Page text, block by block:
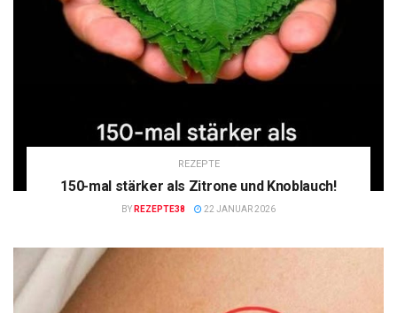
REZEPTE
150-mal stärker als Zitrone und Knoblauch!
BY REZEPTE38 22 JANUAR 2026